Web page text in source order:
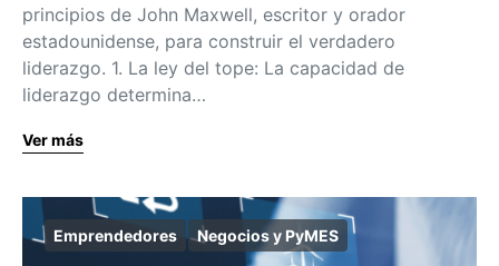
principios de John Maxwell, escritor y orador
estadounidense, para construir el verdadero
liderazgo. 1. La ley del tope: La capacidad de
liderazgo determina…
Ver más
Emprendedores Negocios y PyMES